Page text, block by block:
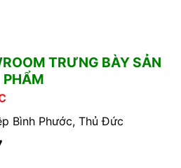
TRƯNG BÀY SẢN
PHẨM
Bình Phước, Thủ Đức